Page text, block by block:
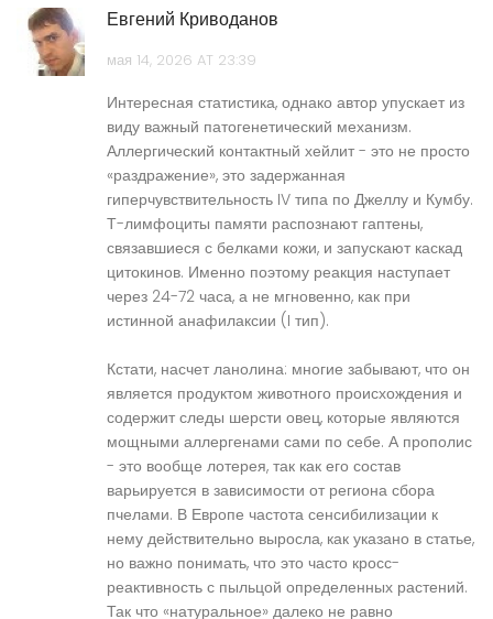
Евгений Криводанов
мая 14, 2026 AT 23:39
Интересная статистика, однако автор упускает из
виду важный патогенетический механизм.
Аллергический контактный хейлит - это не просто
«раздражение», это задержанная
гиперчувствительность IV типа по Джеллу и Кумбу.
Т-лимфоциты памяти распознают гаптены,
связавшиеся с белками кожи, и запускают каскад
цитокинов. Именно поэтому реакция наступает
через 24-72 часа, а не мгновенно, как при
истинной анафилаксии (I тип).
Кстати, насчет ланолина: многие забывают, что он
является продуктом животного происхождения и
содержит следы шерсти овец, которые являются
мощными аллергенами сами по себе. А прополис
- это вообще лотерея, так как его состав
варьируется в зависимости от региона сбора
пчелами. В Европе частота сенсибилизации к
нему действительно выросла, как указано в статье,
но важно понимать, что это часто кросс-
реактивность с пыльцой определенных растений.
Так что «натуральное» далеко не равно